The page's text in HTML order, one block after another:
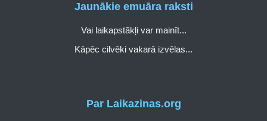
Par Laikazinas.org
Jaunākie emuāra raksti
Vai laikapstākļi var mainīt...
Kāpēc cilvēki vakarā izvēlas...